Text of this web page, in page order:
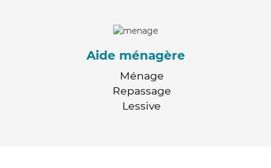
Aide ménagère
Ménage
Repassage
Lessive